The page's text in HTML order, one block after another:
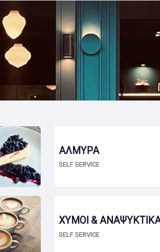
ΑΛΜΥΡΑ
SELF SERVICE
ΧΥΜΟΙ &
SELF SERVICE